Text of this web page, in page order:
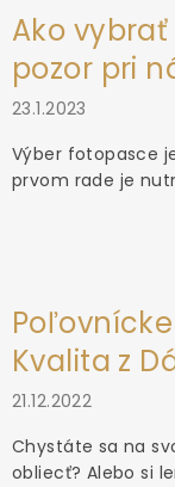
Ako
pozor pri
23.1.2023
Výber fotopasce
prvom rade je
Kvalita z
21.12.2022
Chystáte sa na
obliecť? Alebo si